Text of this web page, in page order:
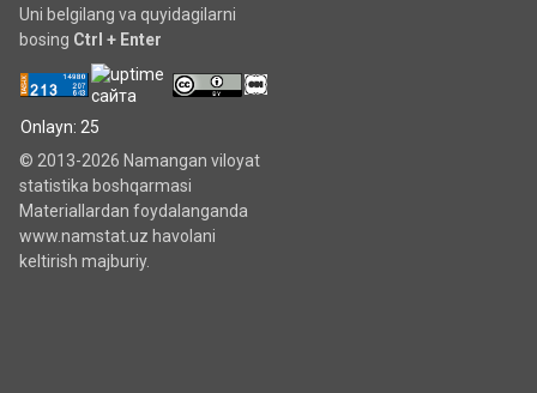
Uni belgilang va quyidagilarni
bosing Ctrl + Enter
Onlayn: 25
© 2013-2026 Namangan viloyat
statistika boshqarmasi
Materiallardan foydalanganda
www.namstat.uz havolani
keltirish majburiy.